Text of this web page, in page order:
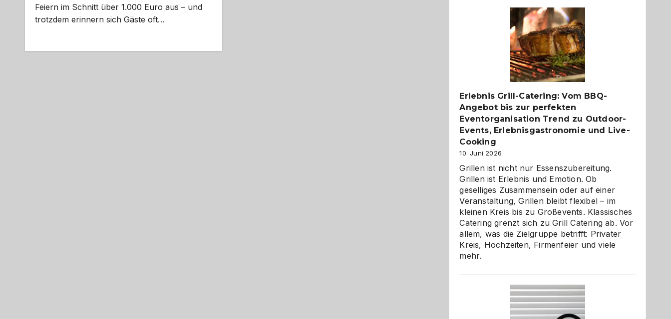
Feiern im Schnitt über 1.000 Euro aus – und
trotzdem erinnern sich Gäste oft…
–
die
Gelegenheit,
neue
Reiseziele
zu
entdecken
Erlebnis Grill-Catering: Vom BBQ-
Angebot bis zur perfekten
Eventorganisation Trend zu Outdoor-
Events, Erlebnisgastronomie und Live-
Cooking
10. Juni 2026
Grillen ist nicht nur Essenszubereitung.
Grillen ist Erlebnis und Emotion. Ob
geselliges Zusammensein oder auf einer
Veranstaltung, Grillen bleibt flexibel – im
kleinen Kreis bis zu Großevents. Klassisches
Catering grenzt sich zu Grill Catering ab. Vor
allem, was die Zielgruppe betrifft: Privater
Kreis, Hochzeiten, Firmenfeier und viele
mehr.